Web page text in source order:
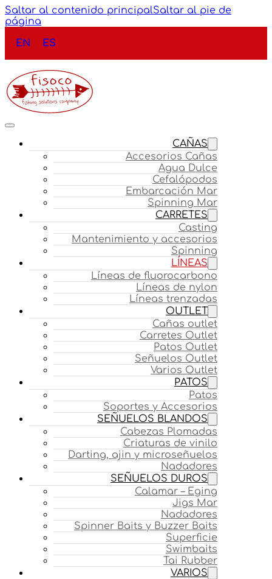
Saltar al contenido principalSaltar al pie de
página
EN
ES
CAÑAS
Accesorios Cañas
Agua Dulce
Cefalópodos
Embarcación Mar
Spinning Mar
CARRETES
Casting
Mantenimiento y accesorios
Spinning
LÍNEAS
Líneas de fluorocarbono
Líneas de nylon
Líneas trenzadas
OUTLET
Cañas outlet
Carretes Outlet
Patos Outlet
Señuelos Outlet
Varios Outlet
PATOS
Patos
Soportes y Accesorios
SEÑUELOS BLANDOS
Cabezas Plomadas
Criaturas de vinilo
Darting, ajin y microseñuelos
Nadadores
SEÑUELOS DUROS
Calamar – Eging
Jigs Mar
Nadadores
Spinner Baits y Buzzer Baits
Superficie
Swimbaits
Tai Rubber
VARIOS